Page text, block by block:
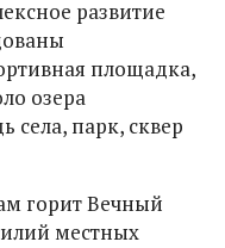
развитие
площадка,
озера
села, парк, сквер
горит Вечный
местных